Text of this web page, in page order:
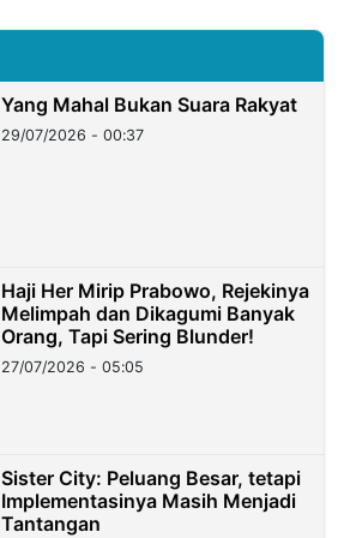
Yang Mahal Bukan Suara Rakyat
29/07/2026 - 00:37
Haji Her Mirip Prabowo, Rejekinya
Melimpah dan Dikagumi Banyak
Orang, Tapi Sering Blunder!
27/07/2026 - 05:05
Sister City: Peluang Besar, tetapi
Implementasinya Masih Menjadi
Tantangan